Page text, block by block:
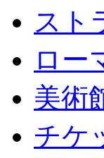
スト
ロー
美術
チケ